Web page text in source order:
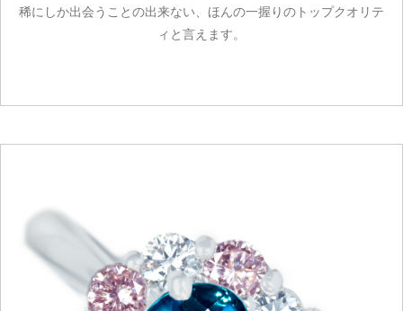
稀にしか出会うことの出来ない、ほんの一握りのトップクオリテ
ィと言えます。